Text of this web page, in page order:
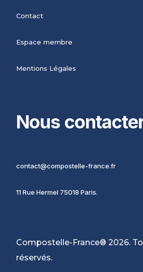
Contact
Espace membre
Mentions Légales
Nous
contact@compostelle-france.fr
11 Rue Hermel 75018 Paris.
Compostelle-France® 2026.
réservés.